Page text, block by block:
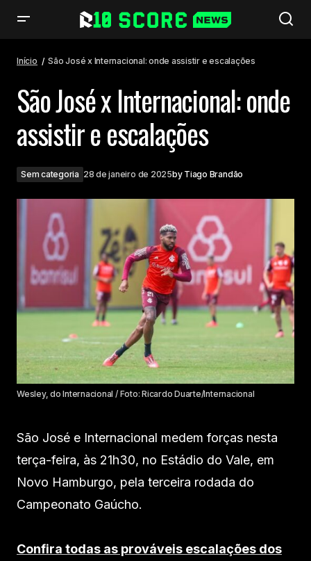
Início São José x Internacional: onde assistir e escalações
São José x Internacional: onde
assistir e escalações
Sem categoria 28 de janeiro de 2025by Tiago Brandão
Wesley, do Internacional / Foto: Ricardo Duarte/Internacional
São José e Internacional medem forças nesta
terça-feira, às 21h30, no Estádio do Vale, em
Novo Hamburgo, pela terceira rodada do
Campeonato Gaúcho.
Confira todas as prováveis escalações dos